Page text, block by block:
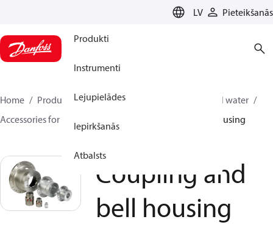
LV Pieteikšanās
Produkti
Instrumenti
Lejupielādes
Iepirkšanās
Atbalsts
Home Produkti Augstspiediena sūkņi
Industrial water
Accessories for industrial water
Coupling and bell housing
Coupling and
bell housing